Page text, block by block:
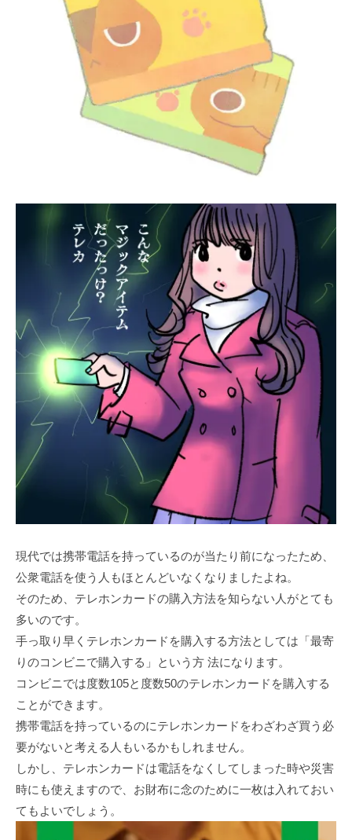
現代では携帯電話を持っているのが当たり前になったため、
公衆電話を使う人もほとんどいなくなりましたよね。
そのため、テレホンカードの購入方法を知らない人がとても
多いのです。
手っ取り早くテレホンカードを購入する方法としては「最寄
りのコンビニで購入する」という方 法になります。
コンビニでは度数105と度数50のテレホンカードを購入する
ことができます。
携帯電話を持っているのにテレホンカードをわざわざ買う必
要がないと考える人もいるかもしれません。
しかし、テレホンカードは電話をなくしてしまった時や災害
時にも使えますので、お財布に念のために一枚は入れておい
てもよいでしょう。